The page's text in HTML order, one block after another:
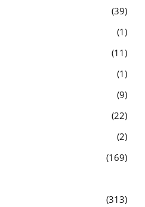
39
1
11
1
9
22
2
169
313